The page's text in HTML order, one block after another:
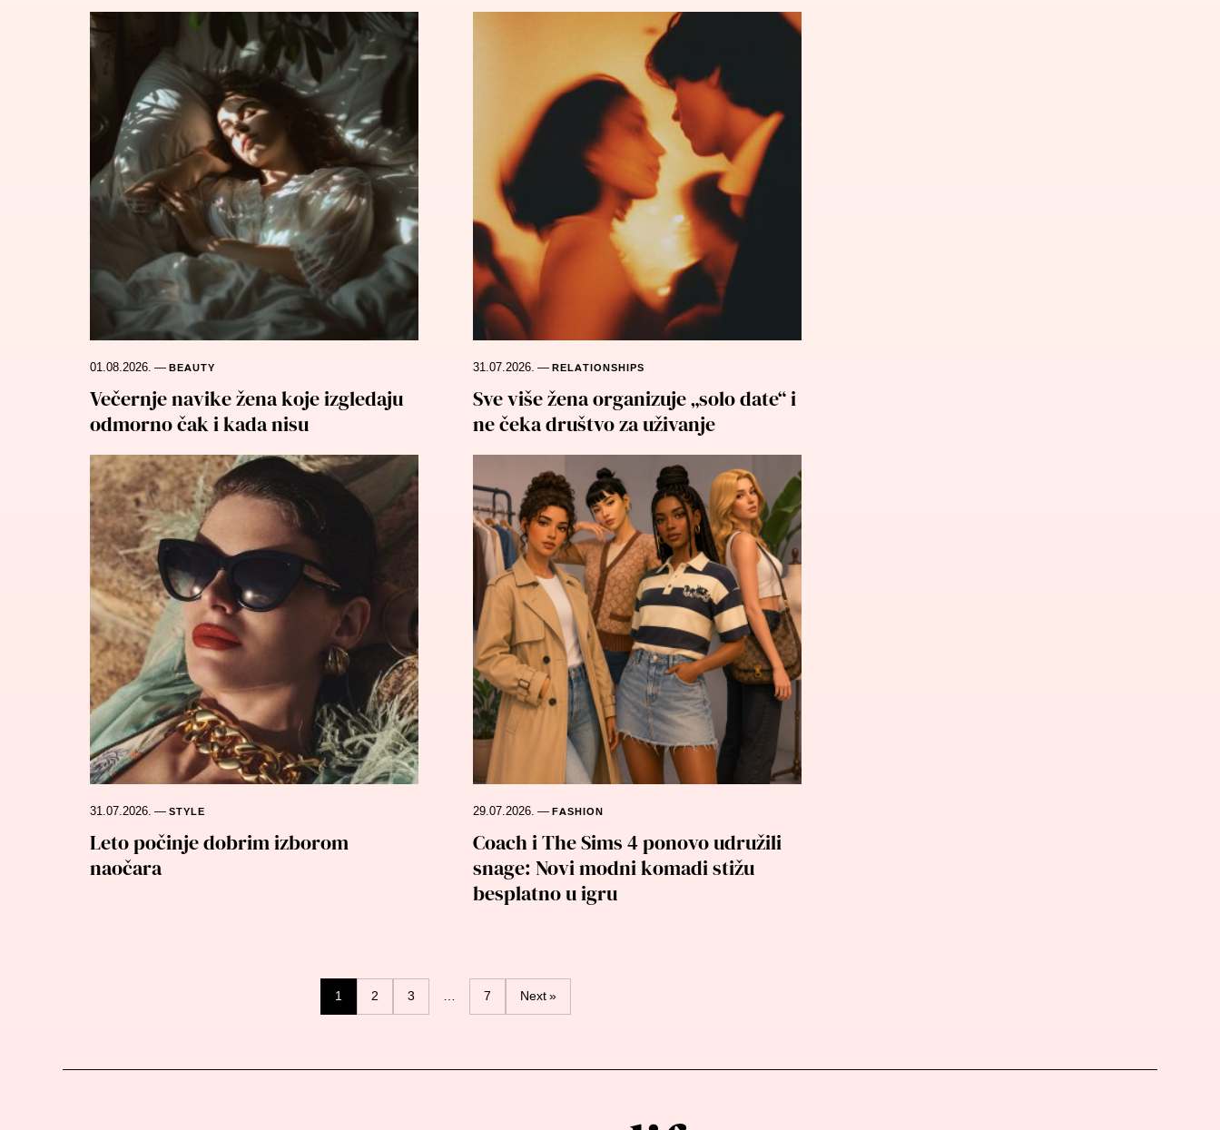
01.08.2026. — BEAUTY
Večernje navike žena koje izgledaju
odmorno čak i kada nisu
31.07.2026. — RELATIONSHIPS
Sve više žena organizuje „solo date“ i
ne čeka društvo za uživanje
31.07.2026. — STYLE
Leto počinje dobrim izborom
naočara
29.07.2026. — FASHION
Coach i The Sims 4 ponovo udružili
snage: Novi modni komadi stižu
besplatno u igru
navigation
1 2 3 … 7 Next »